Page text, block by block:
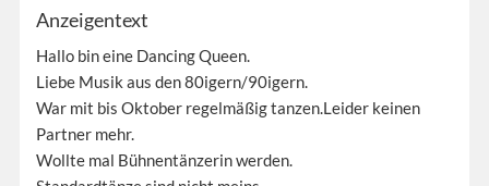
Anzeigentext
Hallo bin eine Dancing Queen.
Liebe Musik aus den 80igern/90igern.
War mit bis Oktober regelmäßig tanzen.Leider keinen
Partner mehr.
Wollte mal Bühnentänzerin werden.